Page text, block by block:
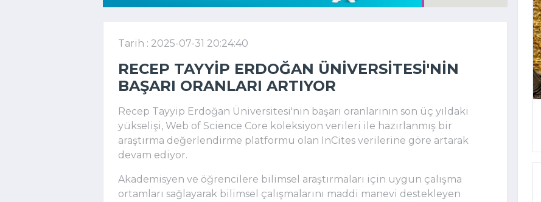
Tarih : 2025-07-31 20:24:40
RECEP TAYYIP ERDOĞAN ÜNIVERSITESI'NIN
BAŞARI ORANLARI ARTIYOR
Recep Tayyip Erdoğan Üniversitesi'nin başarı oranlarının son üç yıldaki
yükselişi, Web of Science Core koleksiyon verileri ile hazırlanmış bir
araştırma değerlendirme platformu olan InCites verilerine göre artarak
devam ediyor.
Akademisyen ve öğrencilere bilimsel araştırmaları için uygun çalışma
ortamları sağlayarak bilimsel çalışmalarını maddi manevi destekleyen